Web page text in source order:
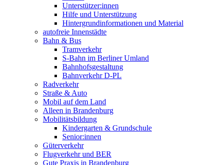
Unterstützer:innen
Hilfe und Unterstützung
Hintergrundinformationen und Material
autofreie Innenstädte
Bahn & Bus
Tramverkehr
S-Bahn im Berliner Umland
Bahnhofsgestaltung
Bahnverkehr D-PL
Radverkehr
Straße & Auto
Mobil auf dem Land
Alleen in Brandenburg
Mobilitätsbildung
Kindergarten & Grundschule
Senior:innen
Güterverkehr
Flugverkehr und BER
Gute Praxis in Brandenburg